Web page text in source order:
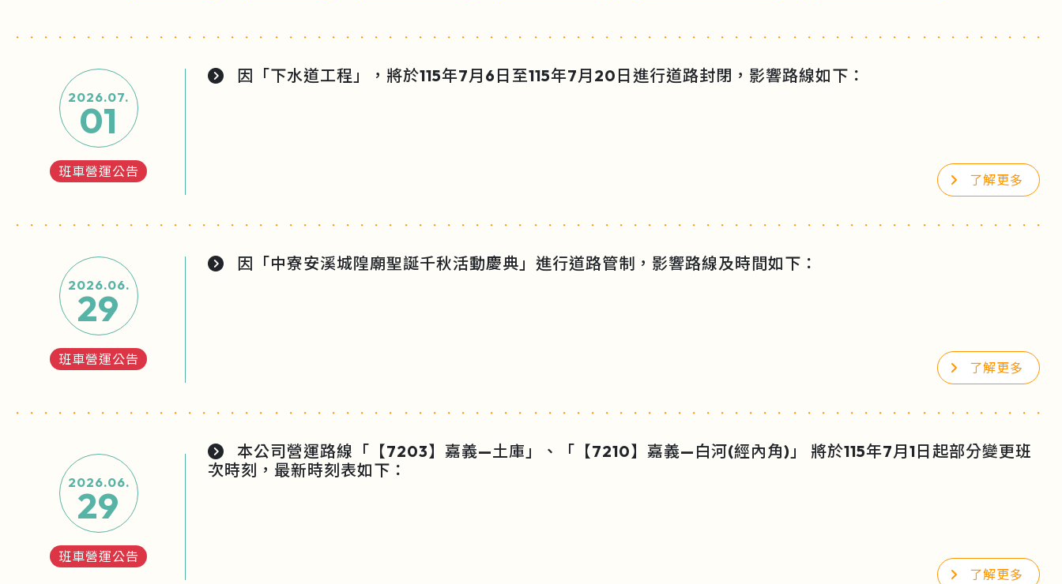
2026.07.
01
班車營運公告
因「下水道工程」，將於115年7月6日至115年7月20日進行道路封閉，影響路線如下：
了解更多
2026.06.
29
班車營運公告
因「中寮安溪城隍廟聖誕千秋活動慶典」進行道路管制，影響路線及時間如下：
了解更多
2026.06.
29
班車營運公告
本公司營運路線「【7203】嘉義—土庫」、「【7210】嘉義—白河(經內角)」 將於115年7月1日起部分變更班
次時刻，最新時刻表如下：
了解更多